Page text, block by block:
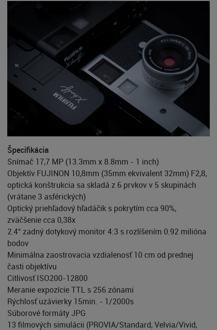
Špecifikácia
Snímač 17,7 MP (13.3mm x 8.8mm - 1 inch)
Objektív FUJINON 10,8mm (35mm ekvivalent 32mm) F2,8,
optická konštrukcia sa skladá z 6 prvkov v 5 skupinách
(vrátane 3 asférických)
Optický priehľadový hľadáčik s pokrytím cca 90%,
zväčšenie cca 0,38x
2.4“ zadný dotykový monitor 4:3 s rozlíšením 0.92 milióna
bodov
Minimálna zaostrovacia vzdialenosť 10 cm od prednej
časti objektívu
Citlivosť ISO200-12800
Meranie expozície TTL s 256 zónami
Rýchlosť uzávierky 15min. - 1/2000s
Súborové formáty JPG
13 filmových simulácii (PROVIA/Standard, Velvia/Vivid,